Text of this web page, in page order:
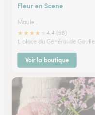
Fleur en Scene
Maule .
★★★★
4.4 (58)
1, place du Général de Gaulle
Voir la boutique